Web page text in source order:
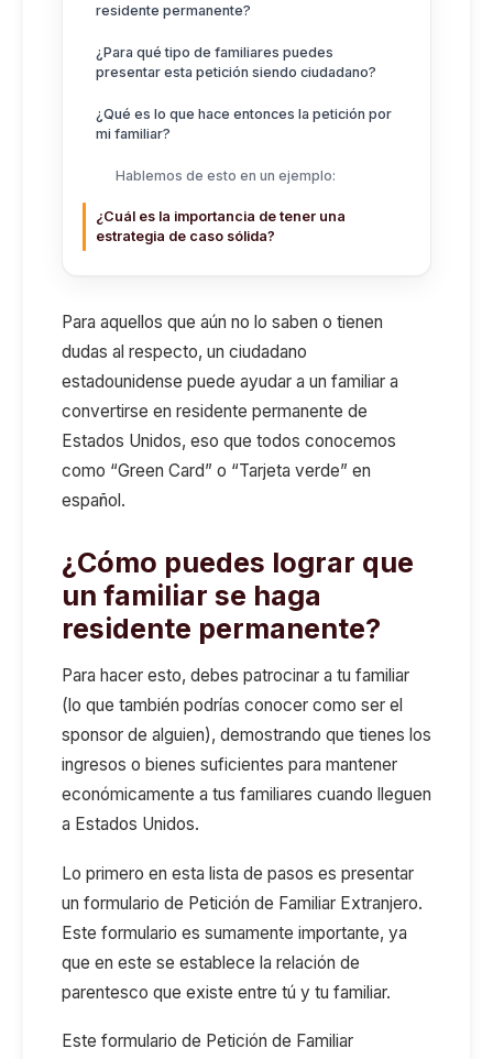
residente permanente?
¿Para qué tipo de familiares puedes
presentar esta petición siendo ciudadano?
¿Qué es lo que hace entonces la petición por
mi familiar?
Hablemos de esto en un ejemplo:
¿Cuál es la importancia de tener una
estrategia de caso sólida?
Para aquellos que aún no lo saben o tienen
dudas al respecto, un ciudadano
estadounidense puede ayudar a un familiar a
convertirse en residente permanente de
Estados Unidos, eso que todos conocemos
como “Green Card” o “Tarjeta verde” en
español.
¿Cómo puedes lograr que
un familiar se haga
residente permanente?
Para hacer esto, debes patrocinar a tu familiar
(lo que también podrías conocer como ser el
sponsor de alguien), demostrando que tienes los
ingresos o bienes suficientes para mantener
económicamente a tus familiares cuando lleguen
a Estados Unidos.
Lo primero en esta lista de pasos es presentar
un formulario de Petición de Familiar Extranjero.
Este formulario es sumamente importante, ya
que en este se establece la relación de
parentesco que existe entre tú y tu familiar.
Este formulario de Petición de Familiar